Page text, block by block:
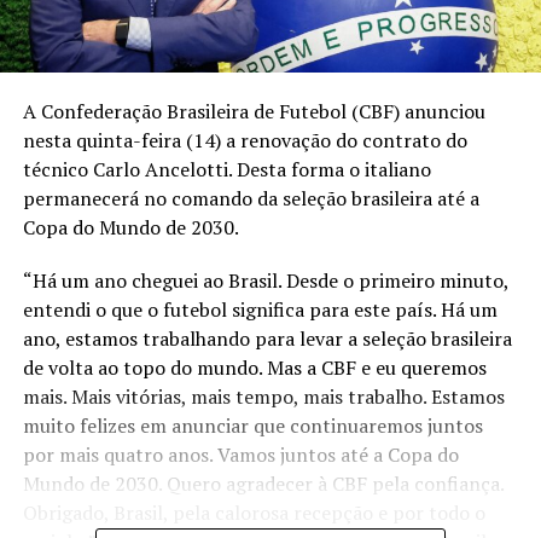
A Confederação Brasileira de Futebol (CBF) anunciou
nesta quinta-feira (14) a renovação do contrato do
técnico Carlo Ancelotti. Desta forma o italiano
permanecerá no comando da seleção brasileira até a
Copa do Mundo de 2030.
“Há um ano cheguei ao Brasil. Desde o primeiro minuto,
entendi o que o futebol significa para este país. Há um
ano, estamos trabalhando para levar a seleção brasileira
de volta ao topo do mundo. Mas a CBF e eu queremos
mais. Mais vitórias, mais tempo, mais trabalho. Estamos
muito felizes em anunciar que continuaremos juntos
por mais quatro anos. Vamos juntos até a Copa do
Mundo de 2030. Quero agradecer à CBF pela confiança.